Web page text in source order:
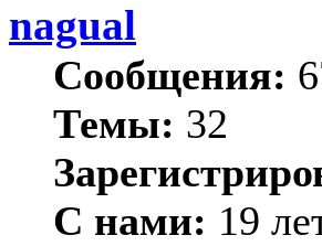
nagual
Сообщения:
Темы: 32
С нами: 19